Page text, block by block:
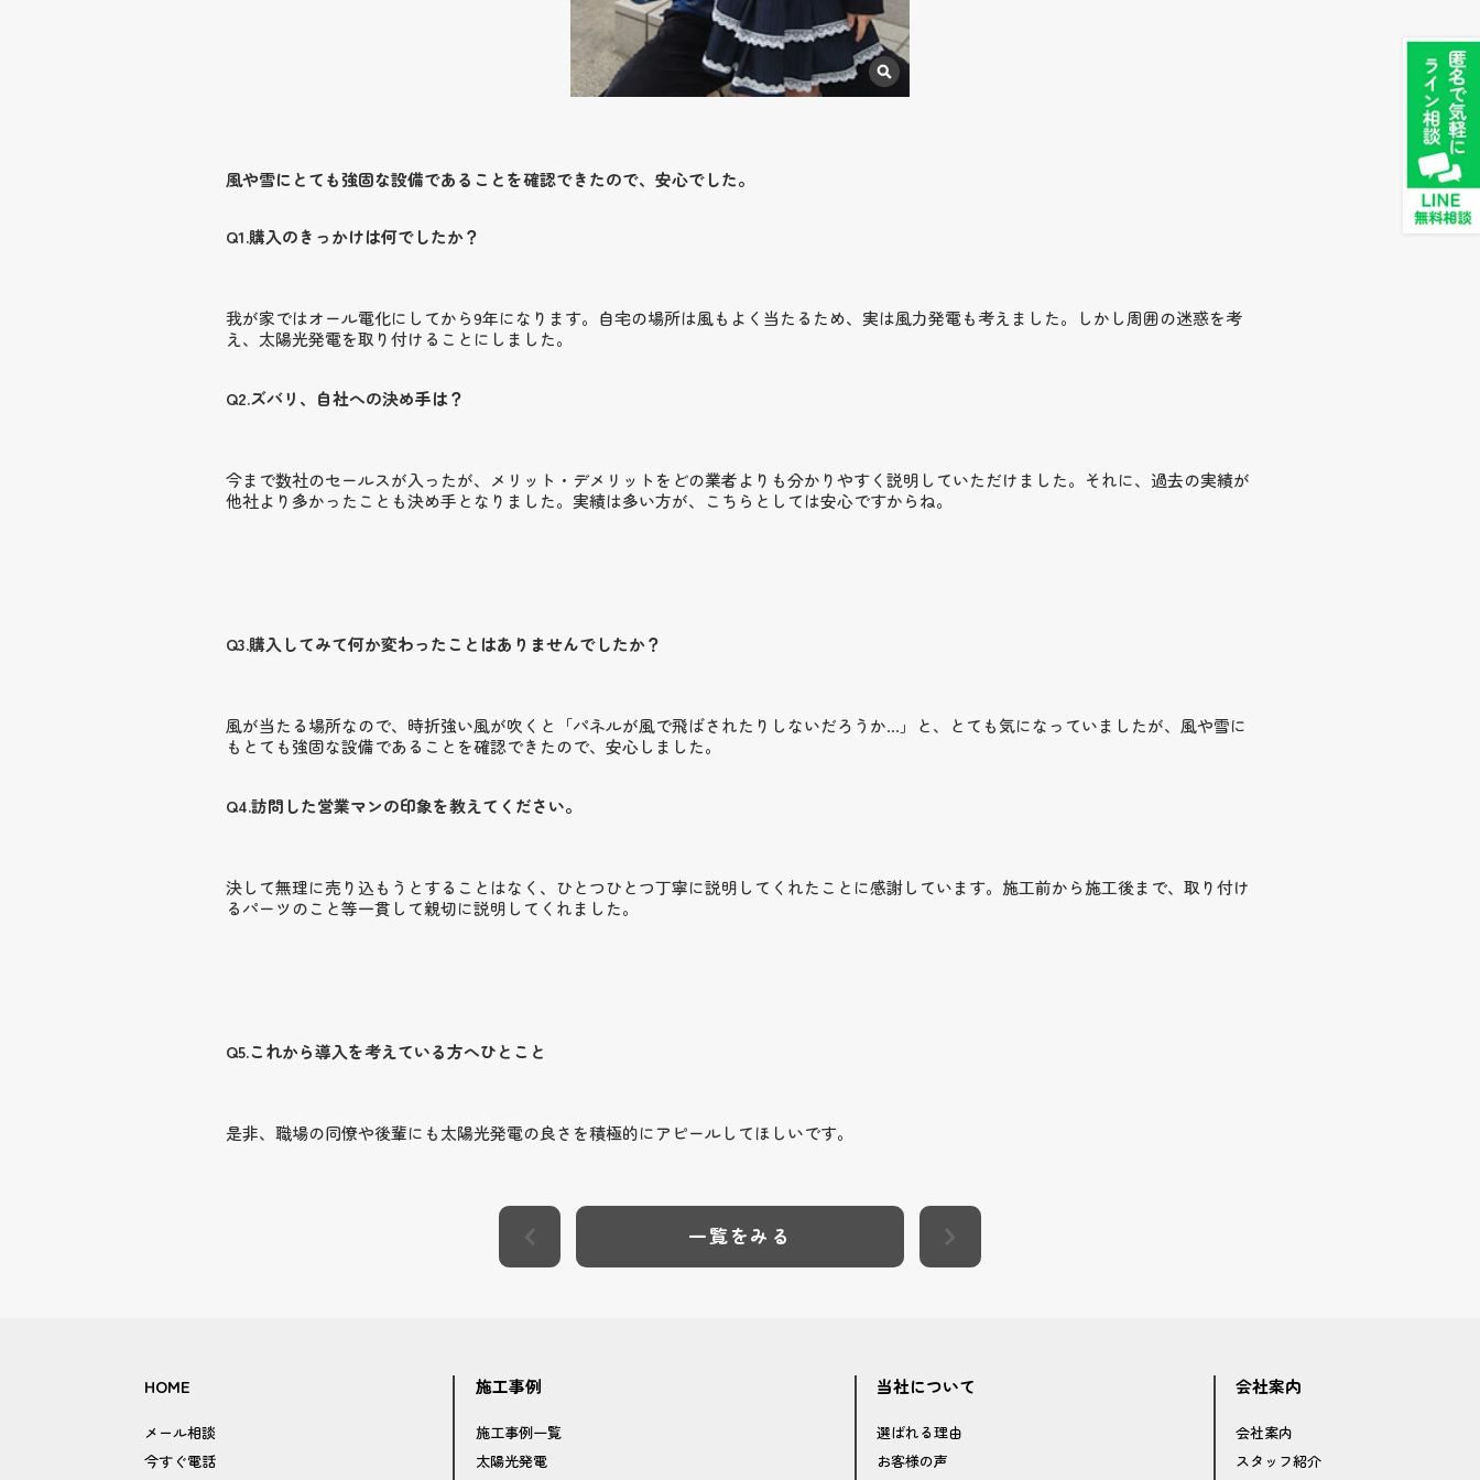
風や雪にとても強固な設備であることを確認できたので、安心でした。
Q1.購入のきっかけは何でしたか？
我が家ではオール電化にしてから9年になります。自宅の場所は風もよく当たるため、実は風力発電も考えました。しかし周囲の迷惑を考
え、太陽光発電を取り付けることにしました。
Q2.ズバリ、自社への決め手は？
今まで数社のセールスが入ったが、メリット・デメリットをどの業者よりも分かりやすく説明していただけました。それに、過去の実績が
他社より多かったことも決め手となりました。実績は多い方が、こちらとしては安心ですからね。
Q3.購入してみて何か変わったことはありませんでしたか？
風が当たる場所なので、時折強い風が吹くと「パネルが風で飛ばされたりしないだろうか…」と、とても気になっていましたが、風や雪に
もとても強固な設備であることを確認できたので、安心しました。
Q4.訪問した営業マンの印象を教えてください。
決して無理に売り込もうとすることはなく、ひとつひとつ丁寧に説明してくれたことに感謝しています。施工前から施工後まで、取り付け
るパーツのこと等一貫して親切に説明してくれました。
Q5.これから導入を考えている方へひとこと
是非、職場の同僚や後輩にも太陽光発電の良さを積極的にアピールしてほしいです。
一覧をみる
HOME
メール相談
今すぐ電話
施工事例
施工事例一覧
太陽光発電
当社について
選ばれる理由
お客様の声
会社案内
会社案内
スタッフ紹介